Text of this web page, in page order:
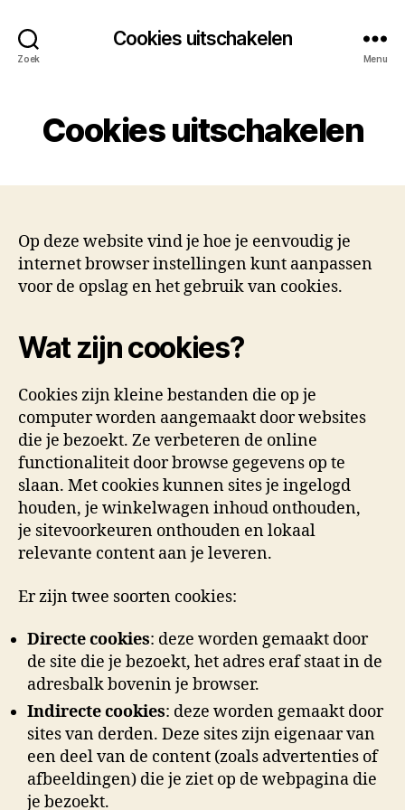
Zoek
Cookies uitschakelen
Menu
Cookies uitschakelen
Op deze website vind je hoe je eenvoudig je
internet browser instellingen kunt aanpassen
voor de opslag en het gebruik van cookies.
Wat zijn cookies?
Cookies zijn kleine bestanden die op je
computer worden aangemaakt door websites
die je bezoekt. Ze verbeteren de online
functionaliteit door browse gegevens op te
slaan. Met cookies kunnen sites je ingelogd
houden, je winkelwagen inhoud onthouden,
je sitevoorkeuren onthouden en lokaal
relevante content aan je leveren.
Er zijn twee soorten cookies:
Directe cookies: deze worden gemaakt door
de site die je bezoekt, het adres eraf staat in de
adresbalk bovenin je browser.
Indirecte cookies: deze worden gemaakt door
sites van derden. Deze sites zijn eigenaar van
een deel van de content (zoals advertenties of
afbeeldingen) die je ziet op de webpagina die
je bezoekt.